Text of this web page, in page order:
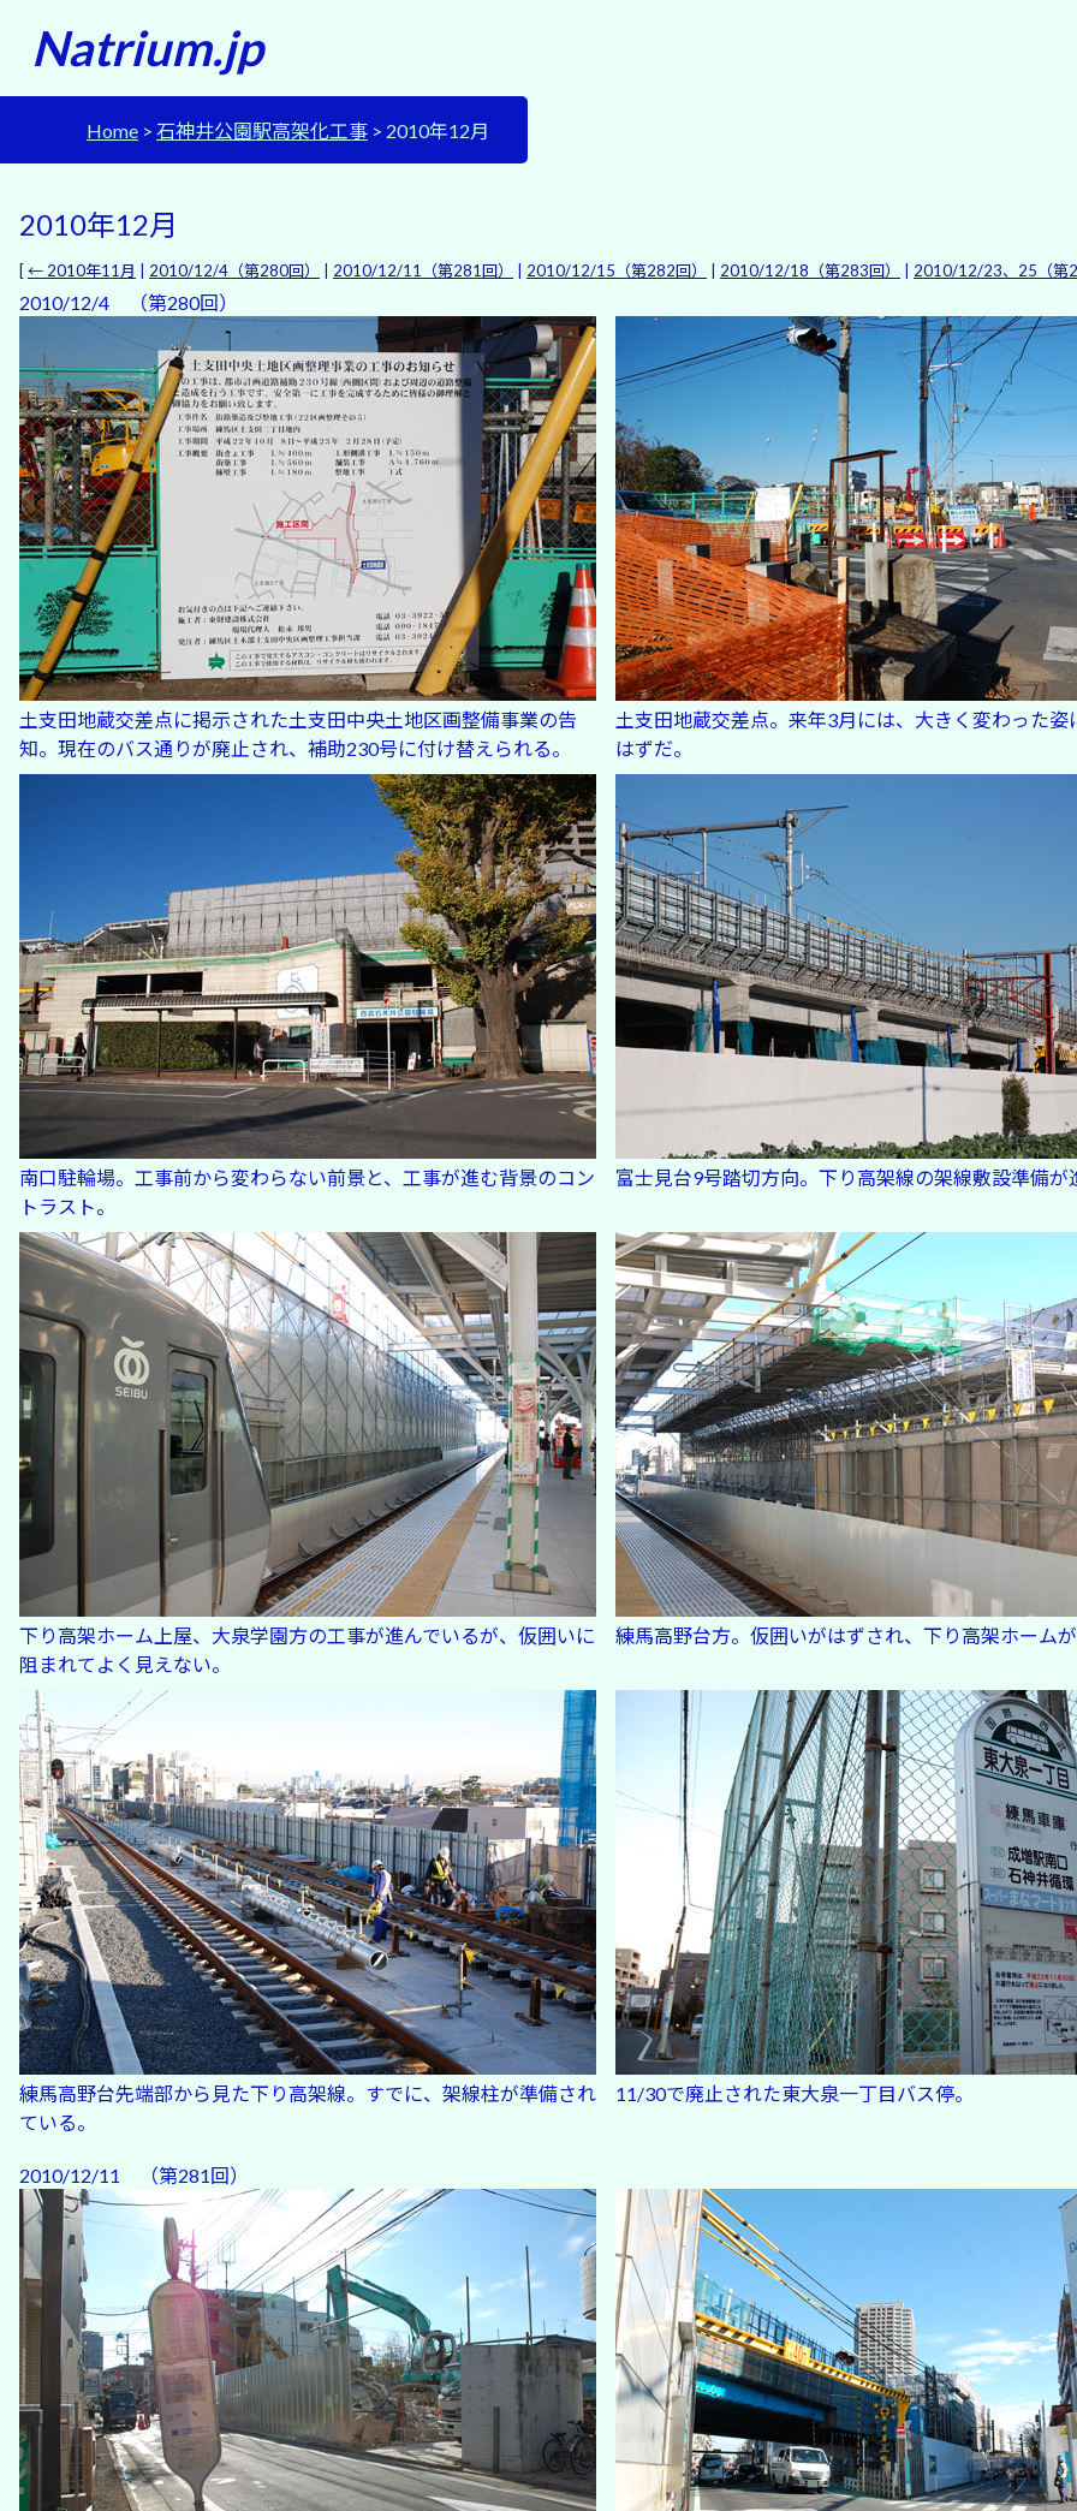
Natrium.jp
Home 石神井公園駅高架化工事 2010年12月
2010年12月
[← 2010年11月 2010/12/4（第280回） 2010/12/11（第281回） 2010/12/15（第282回） 2010/12/18（第283回） 2010/12/23、25（第
2010/12/4 （第280回）
土支田地蔵交差点に掲示された土支田中央土地区画整備事業の告
知。現在のバス通りが廃止され、補助230号に付け替えられる。
土支田地蔵交差点。来年3月には、大きく変わった姿
はずだ。
南口駐輪場。工事前から変わらない前景と、工事が進む背景のコン
トラスト。
富士見台9号踏切方向。下り高架線の架線敷設準備が
下り高架ホーム上屋、大泉学園方の工事が進んでいるが、仮囲いに
阻まれてよく見えない。
練馬高野台方。仮囲いがはずされ、下り高架ホーム
練馬高野台先端部から見た下り高架線。すでに、架線柱が準備され
ている。
11/30で廃止された東大泉一丁目バス停。
2010/12/11 （第281回）